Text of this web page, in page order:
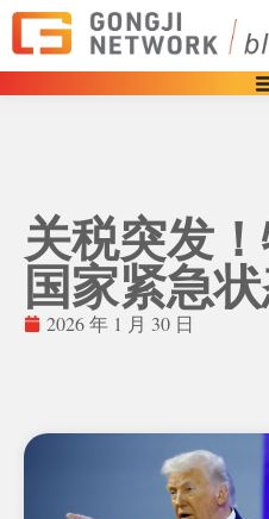
关税突发
国家紧急
2026 年 1 月 30 日